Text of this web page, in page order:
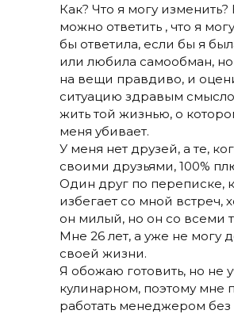
Как? Что я могу изменить?
можно ответить , что я
бы ответила, если бы я
или любила самообман,
на вещи правдиво, и
ситуацию здравым
жить той жизнью, о
меня убивает.
У меня нет друзей, а те,
своими друзьями, 100%
Один друг по переписке,
избегает со мной встреч,
он милый, но он со всеми
Мне 26 лет, а уже не могу
своей жизни.
Я обожаю готовить, но не
кулинарном, поэтому мне
работать менеджером без